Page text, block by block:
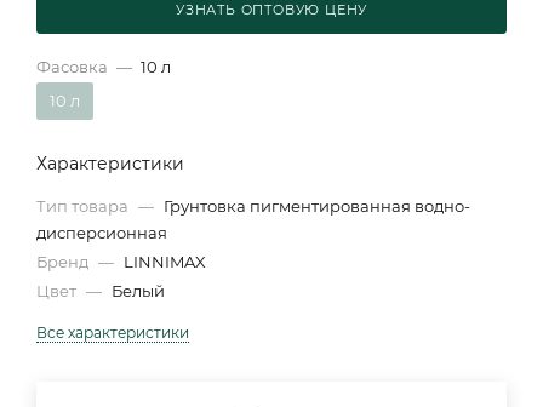
УЗНАТЬ ОПТОВУЮ ЦЕНУ
Фасовка — 10 л
10 л
Характеристики
Тип товара — Грунтовка пигментированная водно-
дисперсионная
Бренд — LINNIMAX
Цвет — Белый
Все характеристики